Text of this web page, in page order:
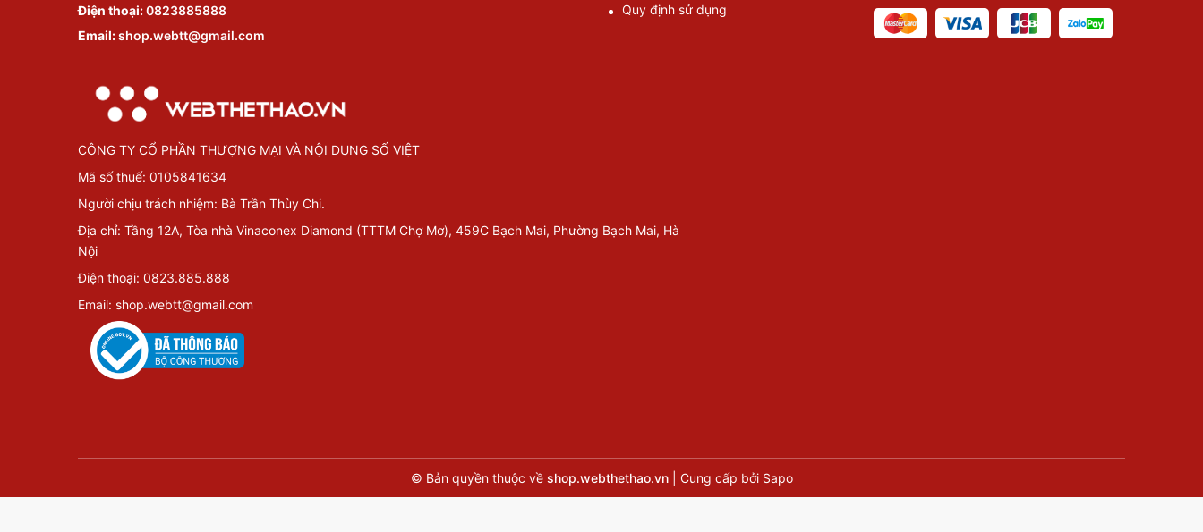
Điện thoại:0823885888
Email:shop.webtt@gmail.com
Quy định sử dụng
CÔNG TY CỔ PHẦN THƯỢNG MẠI VÀ NỘI DUNG SỐ VIỆT
Mã số thuế: 0105841634
Người chịu trách nhiệm: Bà Trần Thùy Chi.
Địa chỉ: Tầng 12A, Tòa nhà Vinaconex Diamond (TTTM Chợ Mơ), 459C Bạch Mai, Phường Bạch Mai, Hà
Nội
Điện thoại: 0823.885.888
Email: shop.webtt@gmail.com
© Bản quyền thuộc về shop.webthethao.vn Cung cấp bởi Sapo